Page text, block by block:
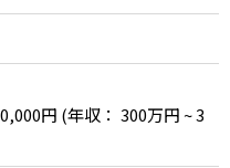
円 (年収： 300万円 ~ 3